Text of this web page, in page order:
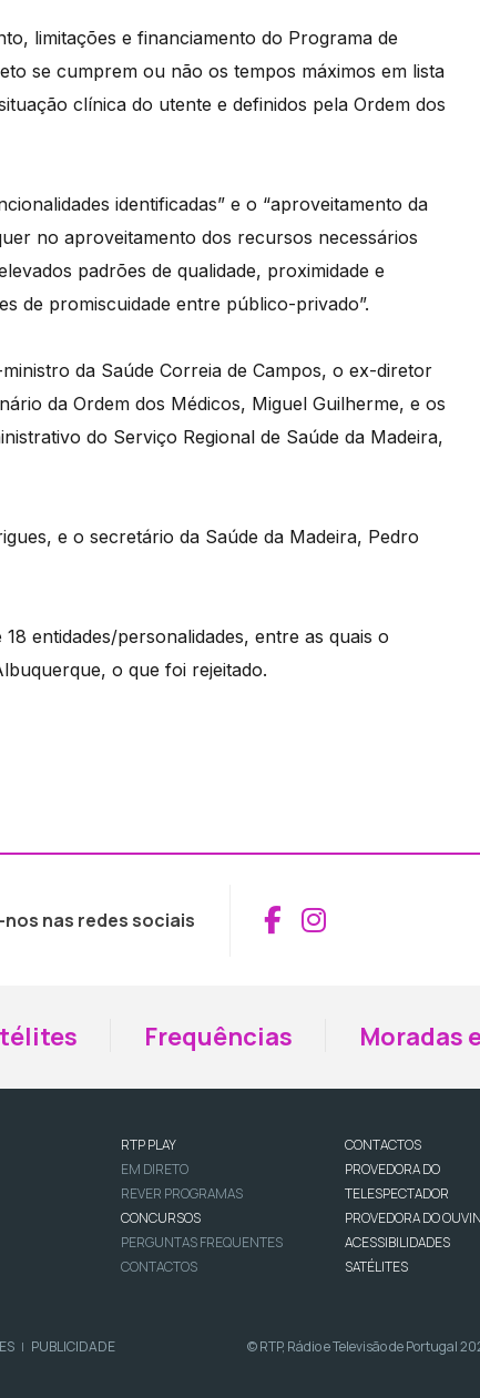
limitações e financiamento do Programa de
se cumprem ou não os tempos máximos em lista
clínica do utente e definidos pela Ordem dos
identificadas” e o “aproveitamento da
no aproveitamento dos recursos necessários
padrões de qualidade, proximidade e
de promiscuidade entre público-privado”.
da Saúde Correia de Campos, o ex-diretor
da Ordem dos Médicos, Miguel Guilherme, e os
do Serviço Regional de Saúde da Madeira,
e o secretário da Saúde da Madeira, Pedro
entidades/personalidades, entre as quais o
o que foi rejeitado.
nas redes sociais Aceder ao
Aceder ao
Frequências Moradas
RTP PLAY
EM DIRETO
REVER PROGRAMAS
CONCURSOS
PERGUNTAS FREQUENTES
CONTACTOS
CONTACTOS
PROVEDORA DO
TELESPECTADOR
PROVEDORA DO
ACESSIBILIDADES
SATÉLITES
| PUBLICIDADE © RTP, Rádio e Televisão de Portugal